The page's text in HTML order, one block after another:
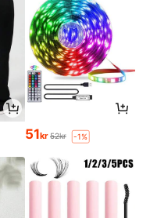
51kr 52kr -1%